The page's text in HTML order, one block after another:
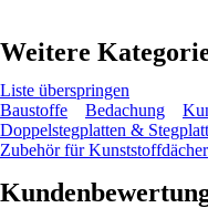
Weitere
Liste überspringen
Baustoffe
Bedachung
Doppelstegplatten &
Zubehör für Kunststoffdächer